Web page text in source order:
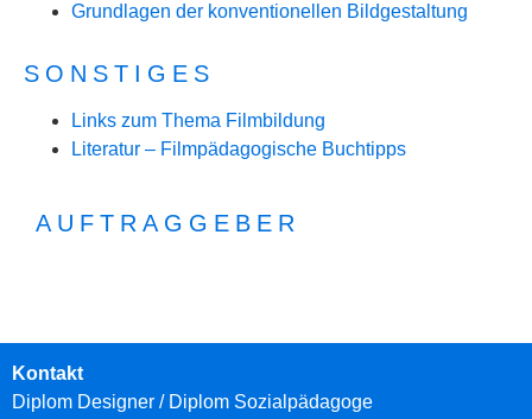
Grundlagen der konventionellen Bildgestaltung
SONSTIGES
Links zum Thema Filmbildung
Literatur – Filmpädagogische Buchtipps
AUFTRAGGEBER
Kontakt
Diplom Designer / Diplom Sozialpädagoge